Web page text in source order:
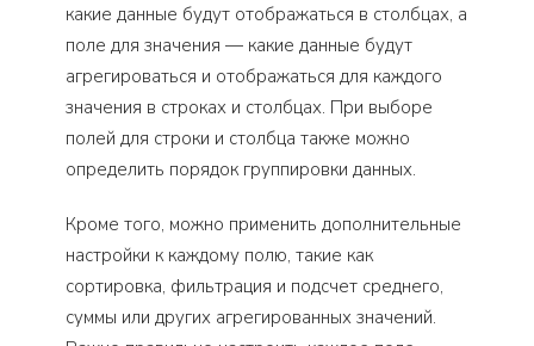
какие данные будут отображаться в столбцах, а
поле для значения — какие данные будут
агрегироваться и отображаться для каждого
значения в строках и столбцах. При выборе
полей для строки и столбца также можно
определить порядок группировки данных.
Кроме того, можно применить дополнительные
настройки к каждому полю, такие как
сортировка, фильтрация и подсчет среднего,
суммы или других агрегированных значений.